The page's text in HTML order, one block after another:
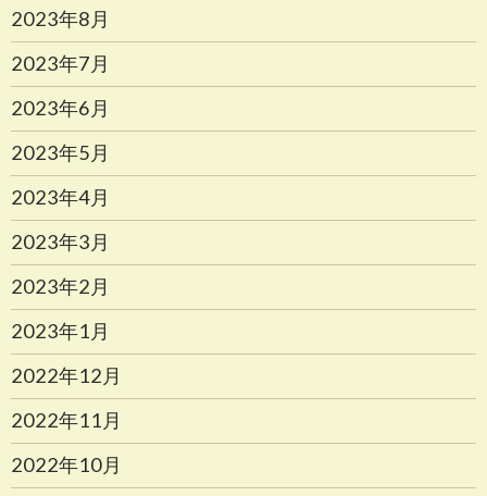
2023年8月
2023年7月
2023年6月
2023年5月
2023年4月
2023年3月
2023年2月
2023年1月
2022年12月
2022年11月
2022年10月